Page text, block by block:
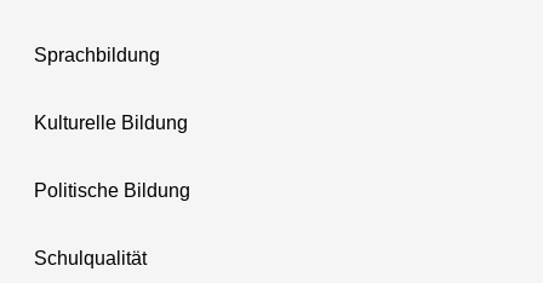
Sprachbildung
Kulturelle Bildung
Politische Bildung
Schulqualität